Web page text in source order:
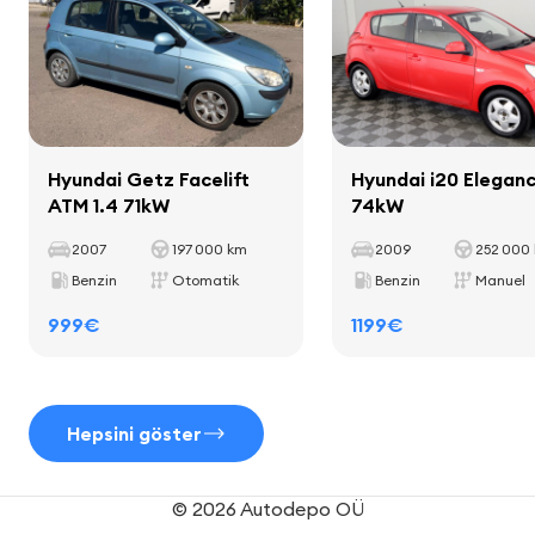
Iç mekan
iç mekan dekoratif şeritleri
bardak tutucuları
deri el freni kolu
tekstil döşeme
koltuk ısıtma
Hyundai Getz Facelift
ATM 1.4 71kW
2007
197 000 km
Benzin
Otomatik
999€
Hyundai i20
74kW
2009
252 000
Benzin
Manuel
1199€
Hepsini göster
© 2026 Autodepo OÜ